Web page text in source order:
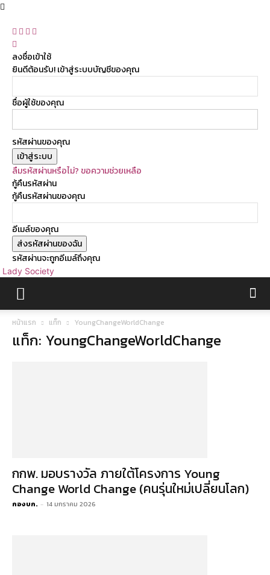
ลงชื่อเข้าใช้
ยินดีต้อนรับ! เข้าสู่ระบบบัญชีของคุณ
ชื่อผู้ใช้ของคุณ
รหัสผ่านของคุณ
ลืมรหัสผ่านหรือไม่? ขอความช่วยเหลือ
กู้คืนรหัสผ่าน
กู้คืนรหัสผ่านของคุณ
อีเมล์ของคุณ
รหัสผ่านจะถูกอีเมล์ถึงคุณ
Lady Society
หน้าแรก แท็ก YoungChangeWorldChange
แท็ก: YoungChangeWorldChange
กกพ. มอบรางวัล ภายใต้โครงการ Young
Change World Change (คนรุ่นใหม่เปลี่ยนโลก)
กองบก. - 14 มกราคม 2026